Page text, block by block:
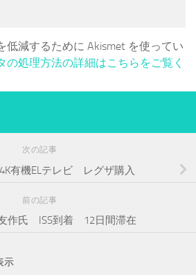
低減するために Akismet を使ってい
の処理方法の詳細はこちらをご覧く
次の記事
有機ELテレビ レグザ購入
前の記事
作氏 ISS到着 12日間滞在
示